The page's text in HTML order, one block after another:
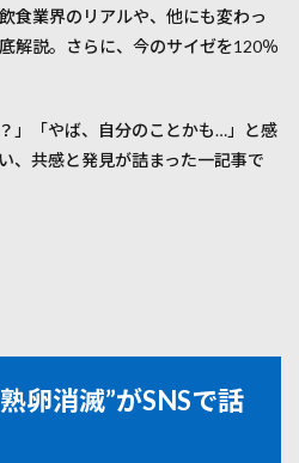
食業界のリアルや、他にも変わっ
解説。さらに、今のサイゼを120％
」「やば、自分のことかも…」と感
、共感と発見が詰まった一記事で
卵消滅”がSNSで話